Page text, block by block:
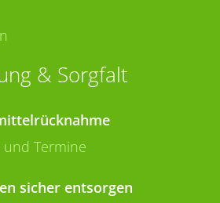
& Sorgfalt
und Termine
sicher entsorgen